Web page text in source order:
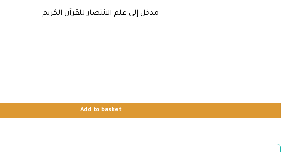
مدخل إلى علم الانتصار للقرآن الكريم
Add to basket